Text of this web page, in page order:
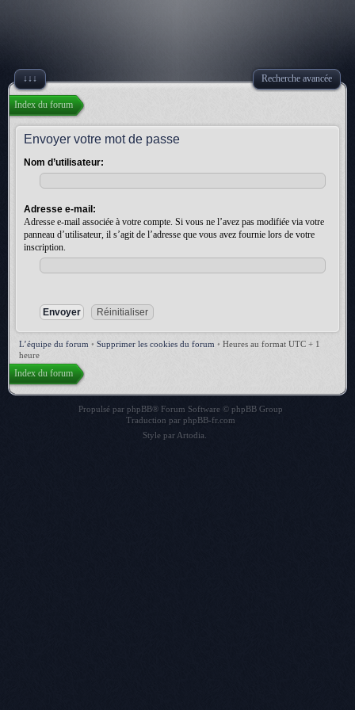
↓↓↓ Recherche avancée
Index du forum
Envoyer votre mot de passe
Nom d’utilisateur:
Adresse e-mail:
Adresse e-mail associée à votre compte. Si vous ne l’avez pas modifiée via votre
panneau d’utilisateur, il s’agit de l’adresse que vous avez fournie lors de votre
inscription.
L’équipe du forum • Supprimer les cookies du forum • Heures au format UTC + 1
heure
Index du forum
Propulsé par phpBB® Forum Software © phpBB Group
Traduction par phpBB-fr.com
Style par Artodia